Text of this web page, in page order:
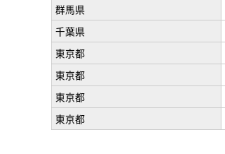
群馬県
千葉県
東京都
東京都
東京都
東京都